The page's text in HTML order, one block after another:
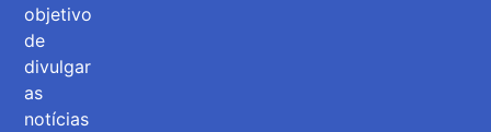
objetivo
de
divulgar
as
notícias